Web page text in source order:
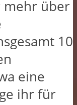
mehr über
10
eine
ihr für